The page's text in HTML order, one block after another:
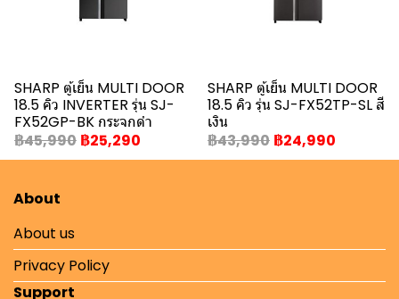
SHARP ตู้เย็น MULTI DOOR
18.5 คิว INVERTER รุ่น SJ-
FX52GP-BK กระจกดำ
฿45,990 ฿25,290
SHARP ตู้เย็น MULTI DOOR
18.5 คิว รุ่น SJ-FX52TP-SL สี
เงิน
฿43,990 ฿24,990
About
About us
Privacy Policy
Support